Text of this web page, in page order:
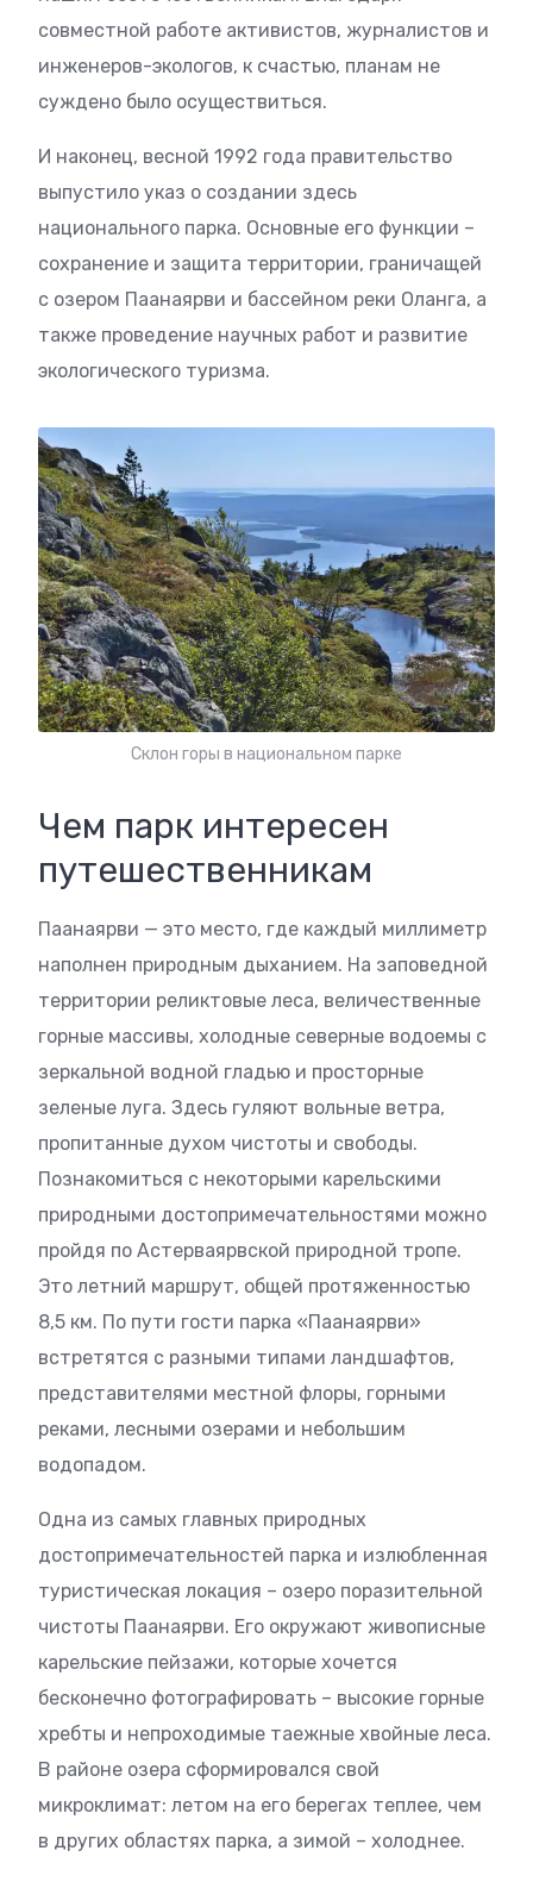
совместной работе активистов, журналистов и
инженеров-экологов, к счастью, планам не
суждено было осуществиться.
И наконец, весной 1992 года правительство
выпустило указ о создании здесь
национального парка. Основные его функции –
сохранение и защита территории, граничащей
с озером Паанаярви и бассейном реки Оланга, а
также проведение научных работ и развитие
экологического туризма.
Склон горы в национальном парке
Чем парк интересен
путешественникам
Паанаярви — это место, где каждый миллиметр
наполнен природным дыханием. На заповедной
территории реликтовые леса, величественные
горные массивы, холодные северные водоемы с
зеркальной водной гладью и просторные
зеленые луга. Здесь гуляют вольные ветра,
пропитанные духом чистоты и свободы.
Познакомиться с некоторыми карельскими
природными достопримечательностями можно
пройдя по Астерваярвской природной тропе.
Это летний маршрут, общей протяженностью
8,5 км. По пути гости парка «Паанаярви»
встретятся с разными типами ландшафтов,
представителями местной флоры, горными
реками, лесными озерами и небольшим
водопадом.
Одна из самых главных природных
достопримечательностей парка и излюбленная
туристическая локация – озеро поразительной
чистоты Паанаярви. Его окружают живописные
карельские пейзажи, которые хочется
бесконечно фотографировать – высокие горные
хребты и непроходимые таежные хвойные леса.
В районе озера сформировался свой
микроклимат: летом на его берегах теплее, чем
в других областях парка, а зимой – холоднее.